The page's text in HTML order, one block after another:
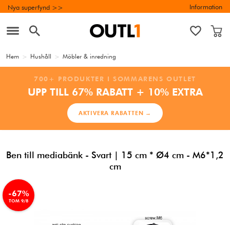
Nya superfynd >> Information
Hem > Hushåll > Möbler & inredning
700+ PRODUKTER I SOMMARENS OUTLET
UPP TILL 67% RABATT + 10% EXTRA
AKTIVERA RABATTEN →
Ben till mediabänk - Svart | 15 cm * Ø4 cm - M6*1,2
cm
-67%
TOM 9/8